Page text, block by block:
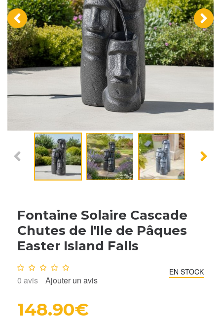
‹ ›
Fontaine Solaire Cascade
Chutes de l'Ile de Pâques
Easter Island Falls
Note : 0/10
0 avis Ajouter un avis
EN STOCK
148.90€